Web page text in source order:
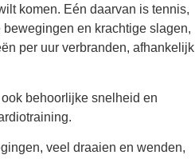
komen. Eén daarvan is tennis,
en krachtige slagen,
per uur verbranden, afhankelijk
behoorlijke snelheid en
veel draaien en wenden,